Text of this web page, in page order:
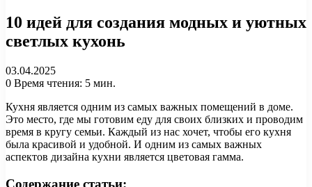
10 идей для создания модных и уютных
светлых кухонь
03.04.2025
0 Время чтения: 5 мин.
Кухня является одним из самых важных помещений в доме.
Это место, где мы готовим еду для своих близких и проводим
время в кругу семьи. Каждый из нас хочет, чтобы его кухня
была красивой и удобной. И одним из самых важных
аспектов дизайна кухни является цветовая гамма.
Содержание статьи: